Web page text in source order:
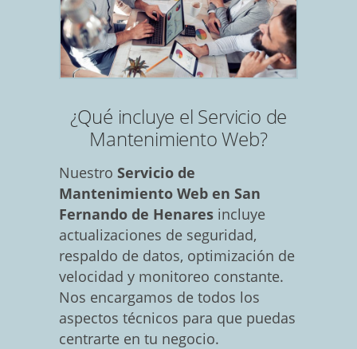
¿Qué incluye el Servicio de
Mantenimiento Web?
Nuestro Servicio de
Mantenimiento Web en San
Fernando de Henares incluye
actualizaciones de seguridad,
respaldo de datos, optimización de
velocidad y monitoreo constante.
Nos encargamos de todos los
aspectos técnicos para que puedas
centrarte en tu negocio.